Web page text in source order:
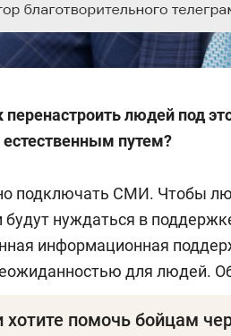
платежа: SBOR16
информация по
перенастроить людей под
естественным путем?
подключать СМИ. Чтобы
будут нуждаться в
информационная
для людей.
хотите помочь бойцам